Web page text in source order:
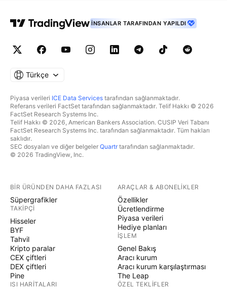
İNSANLAR TARAFINDAN YAPILDI
Türkçe
Piyasa verileri ICE Data Services tarafından sağlanmaktadır.
Referans verileri FactSet tarafından sağlanmaktadır. Telif Hakkı © 2026
FactSet Research Systems Inc.
Telif Hakkı © 2026, American Bankers Association. CUSIP Veri Tabanı
FactSet Research Systems Inc. tarafından sağlanmaktadır. Tüm hakları
saklıdır.
SEC dosyaları ve diğer belgeler Quartrtarafından sağlanmaktadır.
© 2026 TradingView, Inc.
BIR ÜRÜNDEN DAHA FAZLASI
Süpergrafikler
TAKIPÇI
Hisseler
BYF
Tahvil
Kripto paralar
CEX çiftleri
DEX çiftleri
Pine
ISI HARITALARI
ARAÇLAR & ABONELIKLER
Özellikler
Ücretlendirme
Piyasa verileri
Hediye planları
İŞLEM
Genel Bakış
Aracı kurum
Aracı kurum karşılaştırması
The Leap
ÖZEL TEKLIFLER